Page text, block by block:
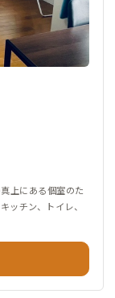
上にある個室のた
ッチン、トイレ、